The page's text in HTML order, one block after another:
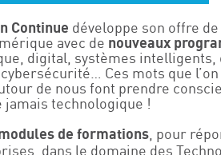
Continue développe son offre
avec de nouveaux
digital, systèmes intelligents,
Ces mots que
de nous font prendre
jamais technologique !
de formations, pour
dans le domaine des